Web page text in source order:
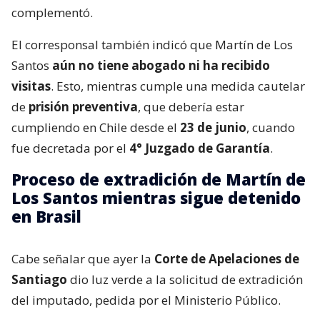
complementó.
El corresponsal también indicó que Martín de Los
Santos aún no tiene abogado ni ha recibido
visitas. Esto, mientras cumple una medida cautelar
de prisión preventiva, que debería estar
cumpliendo en Chile desde el 23 de junio, cuando
fue decretada por el 4° Juzgado de Garantía.
Proceso de extradición de Martín de
Los Santos mientras sigue detenido
en Brasil
Cabe señalar que ayer la Corte de Apelaciones de
Santiago dio luz verde a la solicitud de extradición
del imputado, pedida por el Ministerio Público.